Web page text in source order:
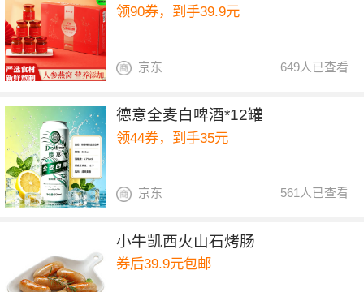
领90券，到手39.9元
649人已查看
京东
德意全麦白啤酒*12罐
领44券，到手35元
561人已查看
京东
小牛凯西火山石烤肠
券后39.9元包邮